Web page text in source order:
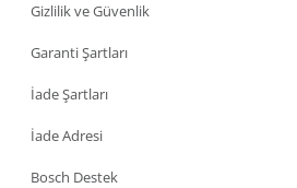
Gizlilik ve Güvenlik
Garanti Şartları
İade Şartları
İade Adresi
Bosch Destek